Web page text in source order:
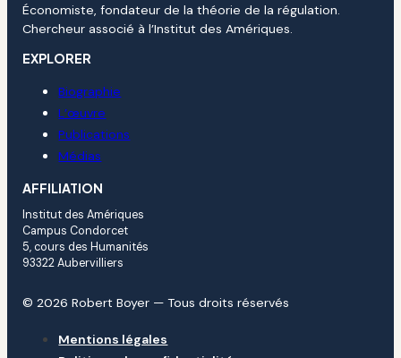
Économiste, fondateur de la théorie de la régulation.
Chercheur associé à l’Institut des Amériques.
EXPLORER
Biographie
L’œuvre
Publications
Médias
AFFILIATION
Institut des Amériques
Campus Condorcet
5, cours des Humanités
93322 Aubervilliers
© 2026 Robert Boyer — Tous droits réservés
Mentions légales